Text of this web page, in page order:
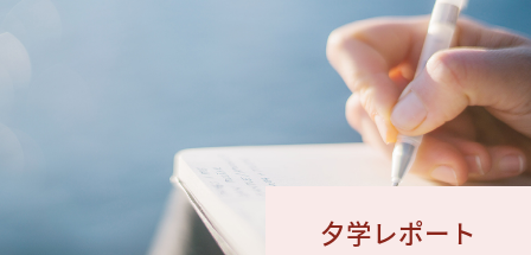
夕学レポート